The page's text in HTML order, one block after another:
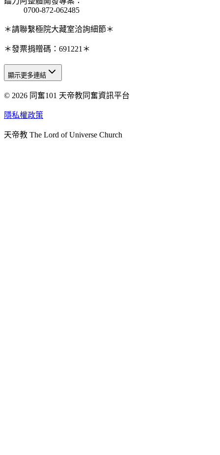
0700-872-062485
＊請聯繫極院大藏室洽詢細節＊
＊發票捐贈碼：691221＊
天人研究總院
天人研究學院
天人炁功院
顯示更多連結
© 2026 同奮101 天帝教同奮資訊平台
隱私權政策
天帝教 The Lord of Universe Church